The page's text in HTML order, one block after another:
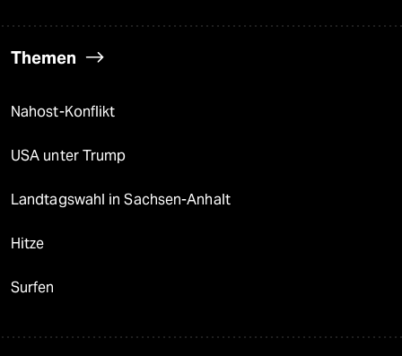
Themen
Nahost-Konflikt
USA unter Trump
Landtagswahl in Sachsen-Anhalt
Hitze
Surfen